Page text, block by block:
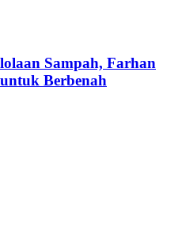
Sampah, Farhan
Berbenah